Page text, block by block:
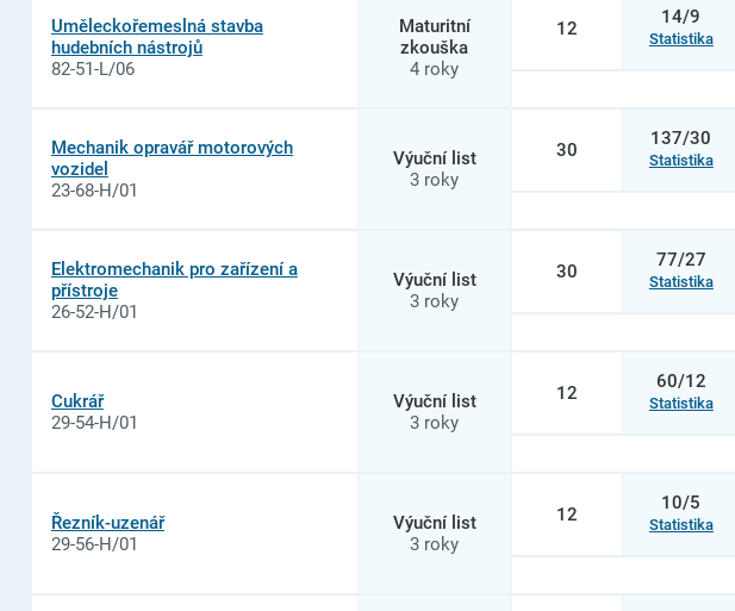
Uměleckořemeslná stavba
hudebních nástrojů
82-51-L/06
Maturitní
zkouška
4 roky
12
14/9
Statistika
Mechanik opravář motorových
vozidel
23-68-H/01
Výuční list
3 roky
30
137/30
Statistika
Elektromechanik pro zařízení a
přístroje
26-52-H/01
Výuční list
3 roky
30
77/27
Statistika
Cukrář
29-54-H/01
Výuční list
3 roky
12
60/12
Statistika
Řezník-uzenář
29-56-H/01
Výuční list
3 roky
12
10/5
Statistika